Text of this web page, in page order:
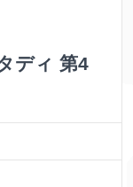
ディ 第4